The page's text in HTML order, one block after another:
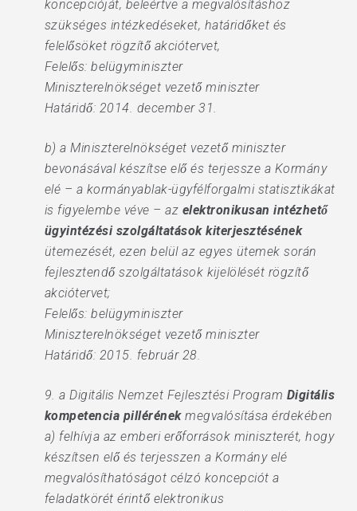
koncepcióját, beleértve a megvalósításhoz
szükséges intézkedéseket, határidőket és
felelősöket rögzítő akciótervet,
Felelős: belügyminiszter
Miniszterelnökséget vezető miniszter
Határidő: 2014. december 31.
b) a Miniszterelnökséget vezető miniszter
bevonásával készítse elő és terjessze a Kormány
elé – a kormányablak-ügyfélforgalmi statisztikákat
is figyelembe véve – az elektronikusan intézhető
ügyintézési szolgáltatások kiterjesztésének
ütemezését, ezen belül az egyes ütemek során
fejlesztendő szolgáltatások kijelölését rögzítő
akciótervet;
Felelős: belügyminiszter
Miniszterelnökséget vezető miniszter
Határidő: 2015. február 28.
9. a Digitális Nemzet Fejlesztési Program Digitális
kompetencia pillérénekmegvalósítása érdekében
a) felhívja az emberi erőforrások miniszterét, hogy
készítsen elő és terjesszen a Kormány elé
megvalósíthatóságot célzó koncepciót a
feladatkörét érintő elektronikus